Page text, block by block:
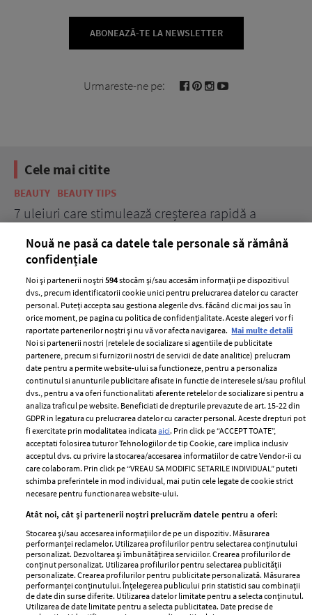
ABONEAZĂ-TE LA NEWSLETTER
Urmareste-ne pe:
Cele mai citite
BEAUTY BEAUTY TIPS
7 uleiuri care stimulează creșterea rapidă a
ELLE Style Awards
2024
Despre ELLE
Romania
Contact
Abonamente
Termeni si conditii
Politica de
confidențialitate
Politica de cookies
Publicitate
GSP
Unica
Baby
Retete
femei
Viva
Avantaje
Retete practice
Nouă ne pasă ca datele tale personale să rămână
confidențiale
Noi și partenerii noștri594stocăm și/sau accesăm informații pe dispozitivul
dvs., precum identificatorii cookie unici pentru prelucrarea datelor cu caracter
personal. Puteți accepta sau gestiona alegerile dvs. făcând clic mai jos sau în
orice moment, pe pagina cu politica de confidențialitate. Aceste alegeri vor fi
raportate partenerilor noștri și nu vă vor afecta navigarea. Mai multe detalii
Noi si partenerii nostri (retelele de socializare si agentiile de publicitate
partenere, precum si furnizorii nostri de servicii de date analitice) prelucram
date pentru a permite website-ului sa functioneze, pentru a personaliza
continutul si anunturile publicitare afisate in functie de interesele si/sau profilul
dvs., pentru a va oferi functionalitati aferente retelelor de socializare si pentru a
analiza traficul pe website. Beneficiati de drepturile prevazute de art. 15-22 din
GDPR in legatura cu prelucrarea datelor cu caracter personal. Aceste drepturi pot
fi exercitate prin modalitatea indicataaici. Prin click pe “ACCEPT TOATE”,
acceptati folosirea tuturor Tehnologiilor de tip Cookie, care implica inclusiv
acceptul dvs. cu privire la stocarea/accesarea informatiilor de catre Vendor-ii cu
care colaboram. Prin click pe “VREAU SA MODIFIC SETARILE INDIVIDUAL” puteti
schimba preferintele in mod individual, mai putin cele legate de cookie strict
necesare pentru functionarea website-ului.
Atât noi, cât și partenerii noștri prelucrăm datele pentru a oferi:
Stocarea și/sau accesarea informațiilor de pe un dispozitiv. Măsurarea
performanței reclamelor. Utilizarea profilurilor pentru selectarea conținutului
personalizat. Dezvoltarea și îmbunătățirea serviciilor. Crearea profilurilor de
conținut personalizat. Utilizarea profilurilor pentru selectarea publicității
personalizate. Crearea profilurilor pentru publicitate personalizată. Măsurarea
performanței conținutului. Înțelegerea publicului prin statistici sau combinații
de date din surse diferite. Utilizarea datelor limitate pentru a selecta conținutul.
Utilizarea de date limitate pentru a selecta publicitatea. Date precise de